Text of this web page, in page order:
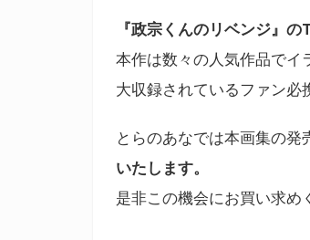
『政宗くんのリベンジ』
本作は数々の人気作品でイ
大収録されているファン必
とらのあなでは本画集の発
いたします。
是非この機会にお買い求め